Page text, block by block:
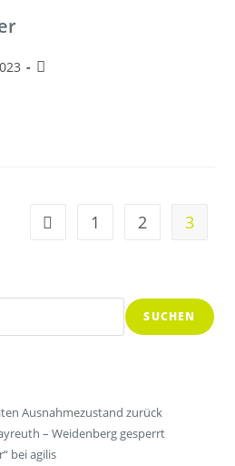
1 2 3
SUCHEN
Ausnahmezustand zurück
– Weidenberg gesperrt
bei agilis